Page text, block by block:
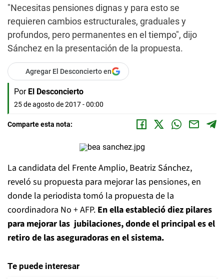
"Necesitas pensiones dignas y para esto se
requieren cambios estructurales, graduales y
profundos, pero permanentes en el tiempo", dijo
Sánchez en la presentación de la propuesta.
Agregar El Desconcierto en
Por El Desconcierto
25 de agosto de 2017 - 00:00
Comparte esta nota:
La candidata del Frente Amplio, Beatriz Sánchez,
reveló su propuesta para mejorar las pensiones, en
donde la periodista tomó la propuesta de la
coordinadora No + AFP. En ella estableció diez pilares
para mejorar las jubilaciones, donde el principal es el
retiro de las aseguradoras en el sistema.
Te puede interesar